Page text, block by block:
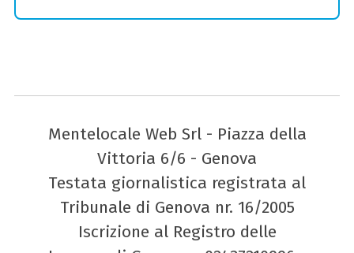
Mentelocale Web Srl - Piazza della
Vittoria 6/6 - Genova
Testata giornalistica registrata al
Tribunale di Genova nr. 16/2005
Iscrizione al Registro delle